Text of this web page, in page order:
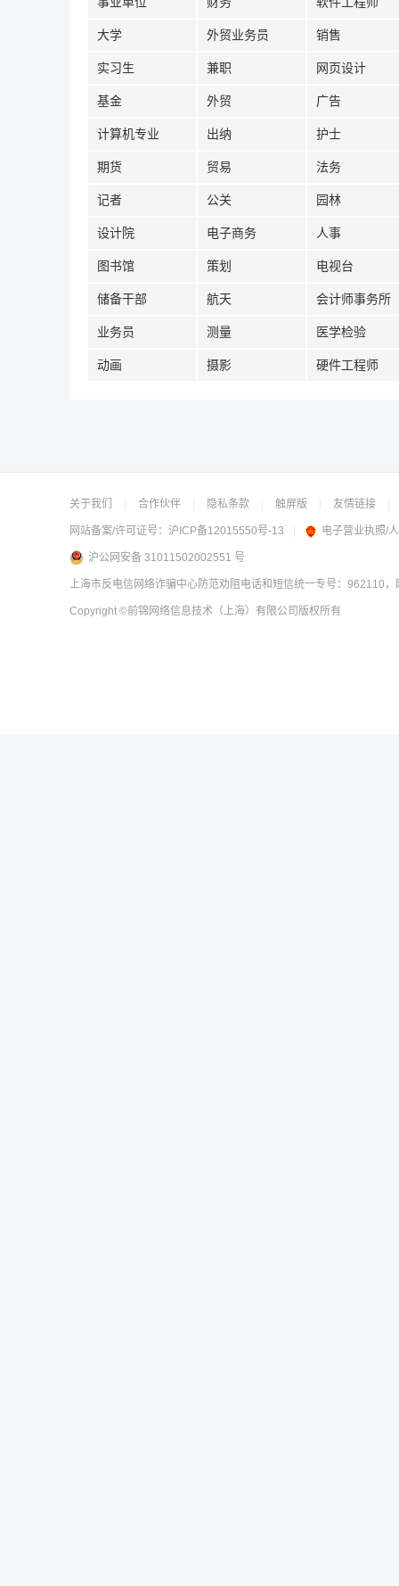
大学 外贸业务员 销售
实习生 兼职 网页设计
基金 外贸 广告
计算机专业 出纳 护士
期货 贸易 法务
记者 公关 园林
设计院 电子商务 人事
图书馆 策划 电视台
储备干部 航天 会计师事务所
业务员 测量 医学检验
动画 摄影 硬件工程师
关于我们 合作伙伴 隐私条款 触屏版 友情链接
网站备案/许可证号： 沪ICP备12015550号-13 电子营业执照/
沪公网安备 31011502002551 号
上海市反电信网络诈骗中心防范劝阻电话和短信统一专号：962110
Copyright ©前锦网络信息技术（上海）有限公司 版权所有